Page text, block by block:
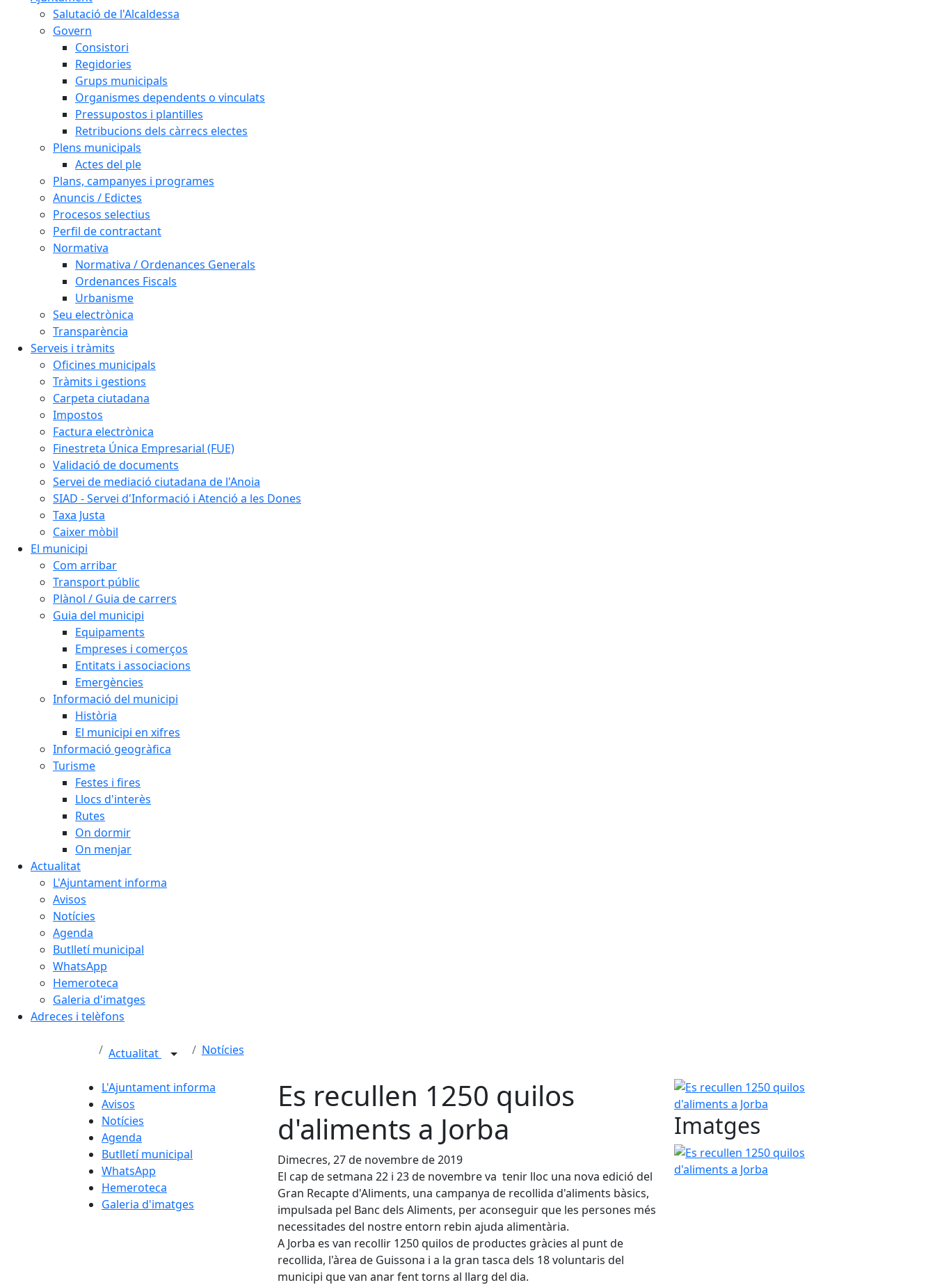
Salutació de l'Alcaldessa
Govern
Consistori
Regidories
Grups municipals
Organismes dependents o vinculats
Pressupostos i plantilles
Retribucions dels càrrecs electes
Plens municipals
Actes del ple
Plans, campanyes i programes
Anuncis / Edictes
Procesos selectius
Perfil de contractant
Normativa
Normativa / Ordenances Generals
Ordenances Fiscals
Urbanisme
Seu electrònica
Transparència
Serveis i tràmits
Oficines municipals
Tràmits i gestions
Carpeta ciutadana
Impostos
Factura electrònica
Finestreta Única Empresarial (FUE)
Validació de documents
Servei de mediació ciutadana de l'Anoia
SIAD - Servei d'Informació i Atenció a les Dones
Taxa Justa
Caixer mòbil
El municipi
Com arribar
Transport públic
Plànol / Guia de carrers
Guia del municipi
Equipaments
Empreses i comerços
Entitats i associacions
Emergències
Informació del municipi
Història
El municipi en xifres
Informació geogràfica
Turisme
Festes i fires
Llocs d'interès
Rutes
On dormir
On menjar
Actualitat
L'Ajuntament informa
Avisos
Notícies
Agenda
Butlletí municipal
WhatsApp
Hemeroteca
Galeria d'imatges
Adreces i telèfons
Actualitat Notícies
L'Ajuntament informa
Avisos
Notícies
Agenda
Butlletí municipal
WhatsApp
Hemeroteca
Galeria d'imatges
Es recullen 1250 quilos
d'aliments a Jorba
Dimecres, 27 de novembre de 2019
El cap de setmana 22 i 23 de novembre va tenir lloc una nova edició del
Gran Recapte d'Aliments, una campanya de recollida d'aliments bàsics,
impulsada pel Banc dels Aliments, per aconseguir que les persones més
necessitades del nostre entorn rebin ajuda alimentària.
A Jorba es van recollir 1250 quilos de productes gràcies al punt de
recollida, l'àrea de Guissona i a la gran tasca dels 18 voluntaris del
municipi que van anar fent torns al llarg del dia.
Es recullen 1250 quilos d'aliments a Jorba
Imatges
Es recullen 1250 quilos d'aliments a Jorba